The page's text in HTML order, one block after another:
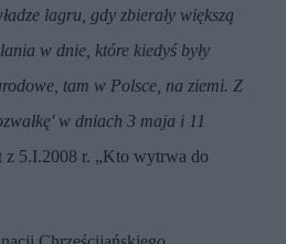
lagru, gdy zbierały większą
w dnie, które kiedyś były
tam w Polsce, na ziemi. Z
w dniach 3 maja i 11
z 5.I.2008 r. „Kto wytrwa do